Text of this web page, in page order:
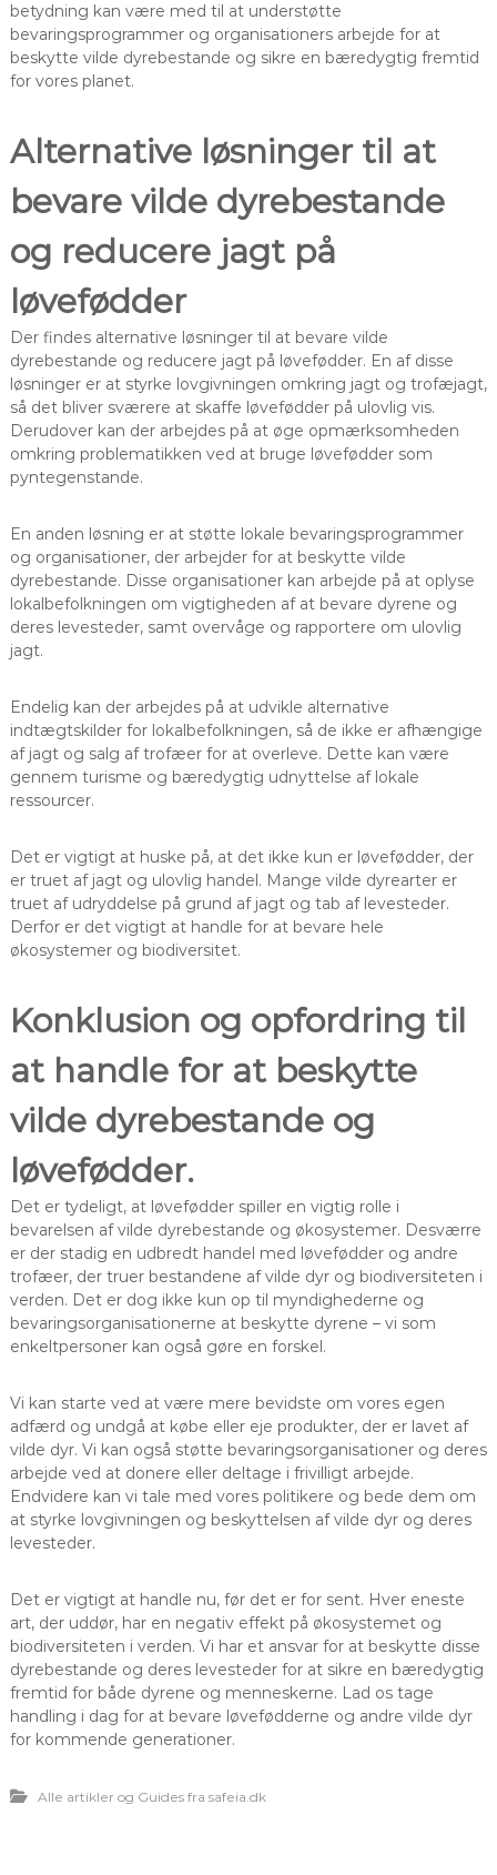
betydning kan være med til at understøtte
bevaringsprogrammer og organisationers arbejde for at
beskytte vilde dyrebestande og sikre en bæredygtig fremtid
for vores planet.
Alternative løsninger til at
bevare vilde dyrebestande
og reducere jagt på
løvefødder
Der findes alternative løsninger til at bevare vilde
dyrebestande og reducere jagt på løvefødder. En af disse
løsninger er at styrke lovgivningen omkring jagt og trofæjagt,
så det bliver sværere at skaffe løvefødder på ulovlig vis.
Derudover kan der arbejdes på at øge opmærksomheden
omkring problematikken ved at bruge løvefødder som
pyntegenstande.
En anden løsning er at støtte lokale bevaringsprogrammer
og organisationer, der arbejder for at beskytte vilde
dyrebestande. Disse organisationer kan arbejde på at oplyse
lokalbefolkningen om vigtigheden af at bevare dyrene og
deres levesteder, samt overvåge og rapportere om ulovlig
jagt.
Endelig kan der arbejdes på at udvikle alternative
indtægtskilder for lokalbefolkningen, så de ikke er afhængige
af jagt og salg af trofæer for at overleve. Dette kan være
gennem turisme og bæredygtig udnyttelse af lokale
ressourcer.
Det er vigtigt at huske på, at det ikke kun er løvefødder, der
er truet af jagt og ulovlig handel. Mange vilde dyrearter er
truet af udryddelse på grund af jagt og tab af levesteder.
Derfor er det vigtigt at handle for at bevare hele
økosystemer og biodiversitet.
Konklusion og opfordring til
at handle for at beskytte
vilde dyrebestande og
løvefødder.
Det er tydeligt, at løvefødder spiller en vigtig rolle i
bevarelsen af vilde dyrebestande og økosystemer. Desværre
er der stadig en udbredt handel med løvefødder og andre
trofæer, der truer bestandene af vilde dyr og biodiversiteten i
verden. Det er dog ikke kun op til myndighederne og
bevaringsorganisationerne at beskytte dyrene – vi som
enkeltpersoner kan også gøre en forskel.
Vi kan starte ved at være mere bevidste om vores egen
adfærd og undgå at købe eller eje produkter, der er lavet af
vilde dyr. Vi kan også støtte bevaringsorganisationer og deres
arbejde ved at donere eller deltage i frivilligt arbejde.
Endvidere kan vi tale med vores politikere og bede dem om
at styrke lovgivningen og beskyttelsen af vilde dyr og deres
levesteder.
Det er vigtigt at handle nu, før det er for sent. Hver eneste
art, der uddør, har en negativ effekt på økosystemet og
biodiversiteten i verden. Vi har et ansvar for at beskytte disse
dyrebestande og deres levesteder for at sikre en bæredygtig
fremtid for både dyrene og menneskerne. Lad os tage
handling i dag for at bevare løvefødderne og andre vilde dyr
for kommende generationer.
Alle artikler og Guides fra safeia.dk